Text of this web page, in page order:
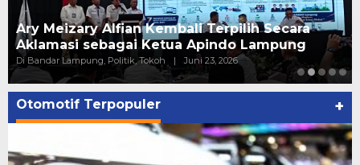
Ary Meizary Alfian Kembali Terpilih Secara
Aklamasi sebagai Ketua Apindo Lampung
Di Bandar Lampung, Politik, Tokoh | Juni 23, 2026
Otomotif Terpopuler +